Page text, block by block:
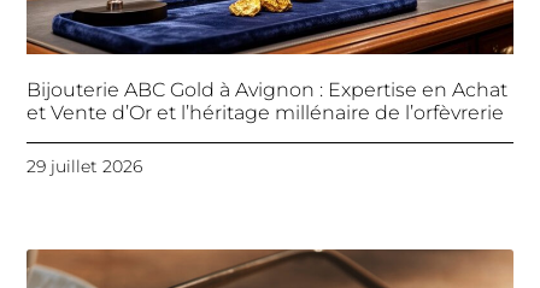
Bijouterie ABC Gold à Avignon : Expertise en Achat
et Vente d’Or et l’héritage millénaire de l’orfèvrerie
29 juillet 2026